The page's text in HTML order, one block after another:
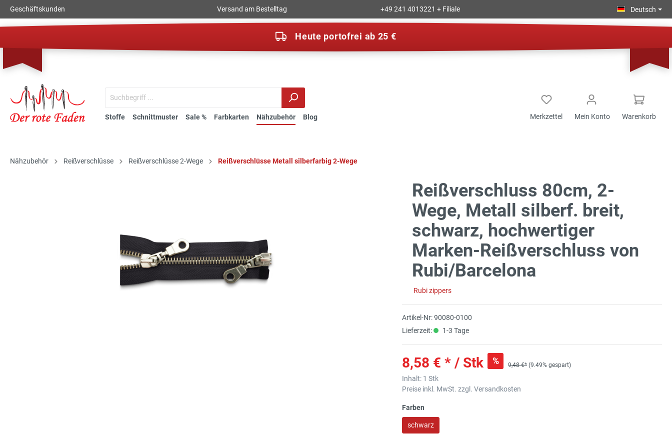
Geschäftskunden Versand am Bestelltag +49 241 4013221 + Filiale Deutsch
Heute portofrei ab 25 €
Stoffe Schnittmuster Sale % Farbkarten Nähzubehör Blog Merkzettel Mein Konto Warenkorb
Nähzubehör Reißverschlüsse Reißverschlüsse 2-Wege Reißverschlüsse Metall silberfarbig 2-Wege
Reißverschluss 80cm, 2-
Wege, Metall silberf. breit,
schwarz, hochwertiger
Marken-Reißverschluss von
Rubi/Barcelona
Rubi zippers
Artikel-Nr:90080-0100
Lieferzeit:
1-3 Tage
8,58 € * / Stk % 9,48 €* (9.49% gespart)
Inhalt: 1 Stk
Preise inkl. MwSt. zzgl. Versandkosten
Farben
schwarz